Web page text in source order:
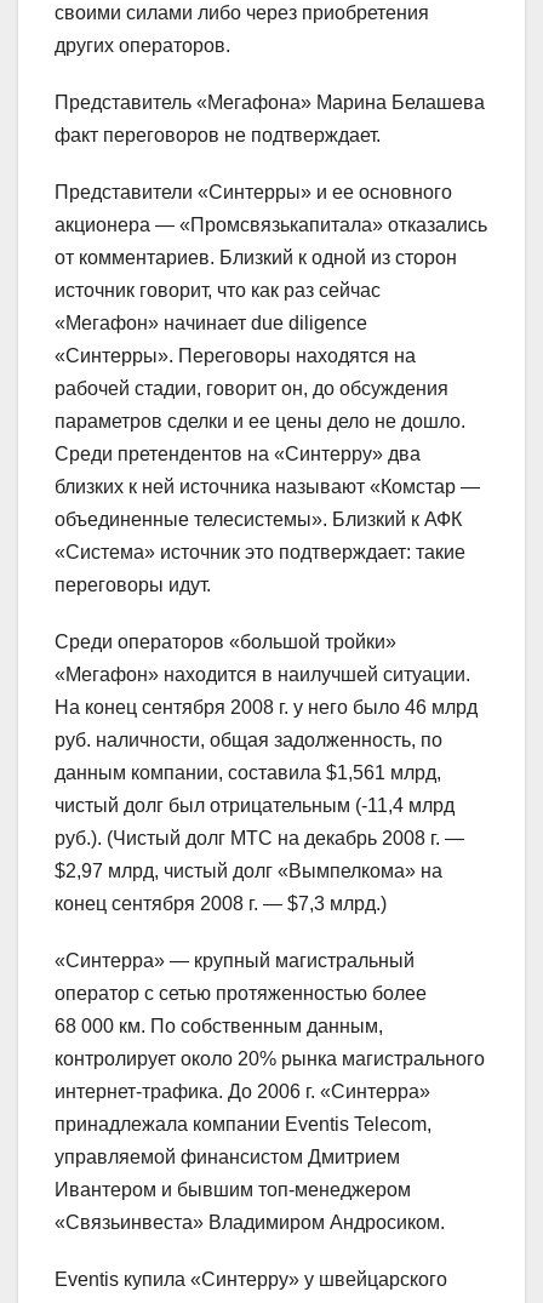
своими силами либо через приобретения
других операторов.
Представитель «Мегафона» Марина Белашева
факт переговоров не подтверждает.
Представители «Синтерры» и ее основного
акционера — «Промсвязькапитала» отказались
от комментариев. Близкий к одной из сторон
источник говорит, что как раз сейчас
«Мегафон» начинает due diligence
«Синтерры». Переговоры находятся на
рабочей стадии, говорит он, до обсуждения
параметров сделки и ее цены дело не дошло.
Среди претендентов на «Синтерру» два
близких к ней источника называют «Комстар —
объединенные телесистемы». Близкий к АФК
«Система» источник это подтверждает: такие
переговоры идут.
Среди операторов «большой тройки»
«Мегафон» находится в наилучшей ситуации.
На конец сентября 2008 г. у него было 46 млрд
руб. наличности, общая задолженность, по
данным компании, составила $1,561 млрд,
чистый долг был отрицательным (-11,4 млрд
руб.). (Чистый долг МТС на декабрь 2008 г. —
$2,97 млрд, чистый долг «Вымпелкома» на
конец сентября 2008 г. — $7,3 млрд.)
«Синтерра» — крупный магистральный
оператор с сетью протяженностью более
68 000 км. По собственным данным,
контролирует около 20% рынка магистрального
интернет-трафика. До 2006 г. «Синтерра»
принадлежала компании Eventis Telecom,
управляемой финансистом Дмитрием
Ивантером и бывшим топ-менеджером
«Связьинвеста» Владимиром Андросиком.
Eventis купила «Синтерру» у швейцарского